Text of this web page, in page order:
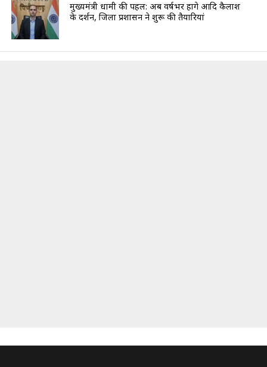
मुख्यमंत्री धामी की पहल: अब वर्षभर होंगे आदि कैलाश
के दर्शन, जिला प्रशासन ने शुरू की तैयारियां